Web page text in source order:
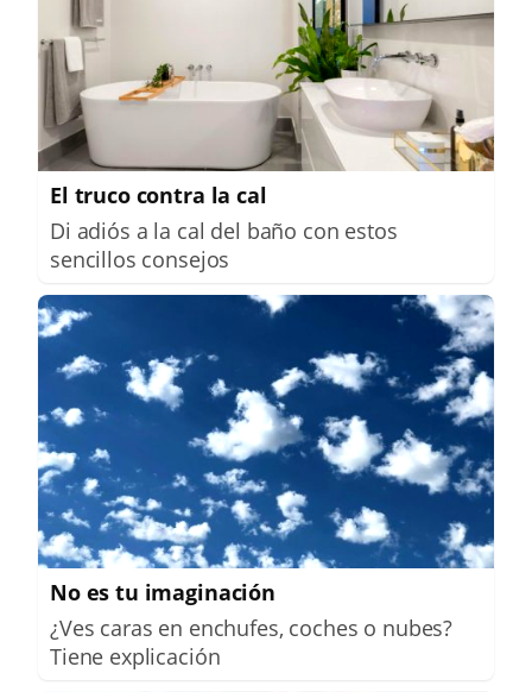
El truco contra la cal
Di adiós a la cal del baño con estos
sencillos consejos
No es tu imaginación
¿Ves caras en enchufes, coches o nubes?
Tiene explicación